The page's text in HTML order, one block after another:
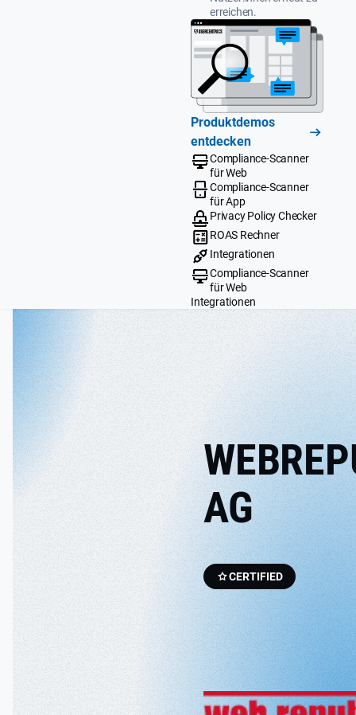
erreichen.
Produktdemos
entdecken
Compliance-Scanner
für Web
Compliance-Scanner
für App
Privacy Policy Checker
ROAS Rechner
Integrationen
Compliance-Scanner
für Web
Integrationen
AG
CERTIFIED